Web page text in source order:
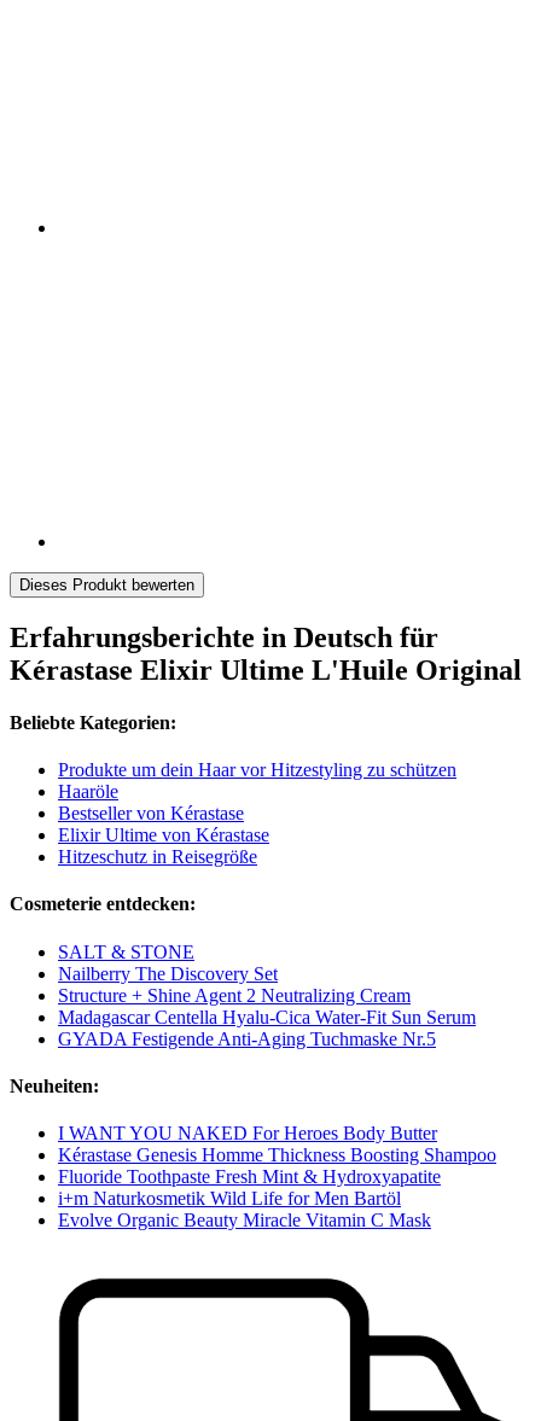
Dieses Produkt bewerten
Erfahrungsberichte in Deutsch für
Kérastase Elixir Ultime L'Huile Original
Beliebte Kategorien:
Produkte um dein Haar vor Hitzestyling zu schützen
Haaröle
Bestseller von Kérastase
Elixir Ultime von Kérastase
Hitzeschutz in Reisegröße
Cosmeterie entdecken:
SALT & STONE
Nailberry The Discovery Set
Structure + Shine Agent 2 Neutralizing Cream
Madagascar Centella Hyalu-Cica Water-Fit Sun Serum
GYADA Festigende Anti-Aging Tuchmaske Nr.5
Neuheiten:
I WANT YOU NAKED For Heroes Body Butter
Kérastase Genesis Homme Thickness Boosting Shampoo
Fluoride Toothpaste Fresh Mint & Hydroxyapatite
i+m Naturkosmetik Wild Life for Men Bartöl
Evolve Organic Beauty Miracle Vitamin C Mask